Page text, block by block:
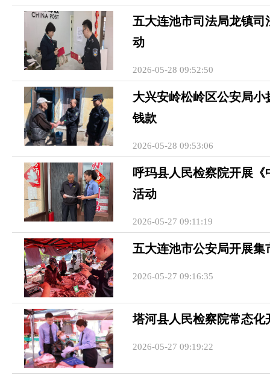
五大连池市司法局龙镇
动
2026-05-28 09:52:50
大兴安岭松岭区公安局
钱款
2026-05-28 09:53:06
呼玛县人民检察院开展
活动
2026-05-27 09:11:19
五大连池市公安局开展
2026-05-27 09:16:35
塔河县人民检察院常态
2026-05-27 09:19:22